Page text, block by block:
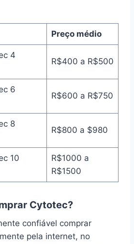
Preço médio
4
R$400 a R$500
6
R$600 a R$750
8
R$800 a $980
10
R$1000 a
R$1500
Cytotec?
confiável comprar
pela internet, no